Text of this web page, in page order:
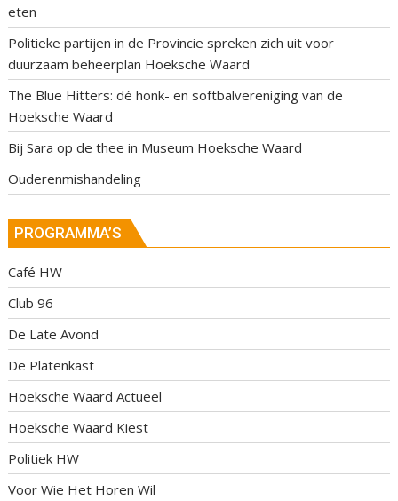
eten
Politieke partijen in de Provincie spreken zich uit voor
duurzaam beheerplan Hoeksche Waard
The Blue Hitters: dé honk- en softbalvereniging van de
Hoeksche Waard
Bij Sara op de thee in Museum Hoeksche Waard
Ouderenmishandeling
PROGRAMMA’S
Café HW
Club 96
De Late Avond
De Platenkast
Hoeksche Waard Actueel
Hoeksche Waard Kiest
Politiek HW
Voor Wie Het Horen Wil